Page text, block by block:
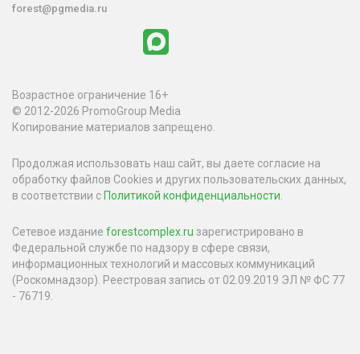
forest@pgmedia.ru
Возрастное ограничение 16+
© 2012-2026 PromoGroup Media
Копирование материалов запрещено.
Продолжая использовать наш сайт, вы даете согласие на
обработку файлов Cookies и других пользовательских данных,
в соответствии с Политикой конфиденциальности
Сетевое издание forestcomplex.ru зарегистрировано в
Федеральной службе по надзору в сфере связи,
информационных технологий и массовых коммуникаций
(Роскомнадзор). Реестровая запись от 02.09.2019 ЭЛ № ФС 77
- 76719.